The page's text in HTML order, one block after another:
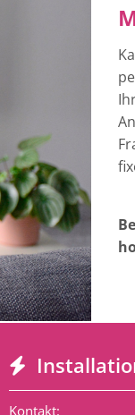

Kontakt: